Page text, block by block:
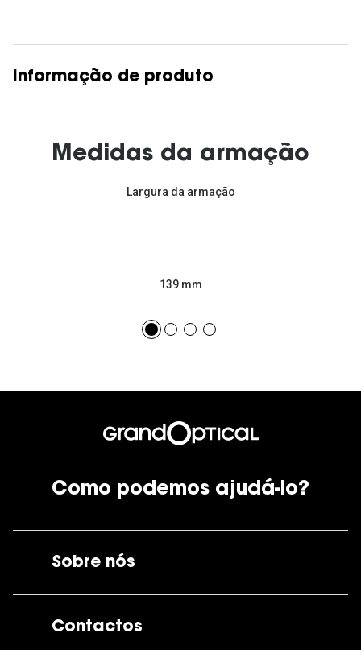
Informação de produto
Medidas da armação
Largura da armação
139 mm
Como podemos ajudá-lo?
Sobre nós
Contactos